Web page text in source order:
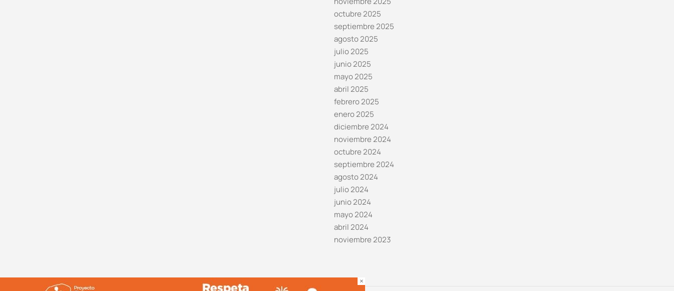
octubre 2025
septiembre 2025
agosto 2025
julio 2025
junio 2025
mayo 2025
abril 2025
febrero 2025
enero 2025
diciembre 2024
noviembre 2024
octubre 2024
septiembre 2024
agosto 2024
julio 2024
junio 2024
mayo 2024
abril 2024
noviembre 2023
×